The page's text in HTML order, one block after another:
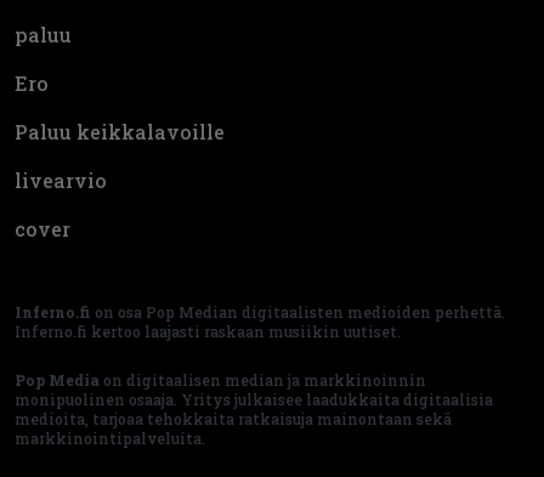
paluu
Ero
Paluu keikkalavoille
livearvio
cover
Inferno.fi on osa Pop Median digitaalisten medioiden perhettä.
Inferno.fi kertoo laajasti raskaan musiikin uutiset.
Pop Media on digitaalisen median ja markkinoinnin
monipuolinen osaaja. Yritys julkaisee laadukkaita digitaalisia
medioita, tarjoaa tehokkaita ratkaisuja mainontaan sekä
markkinointipalveluita.